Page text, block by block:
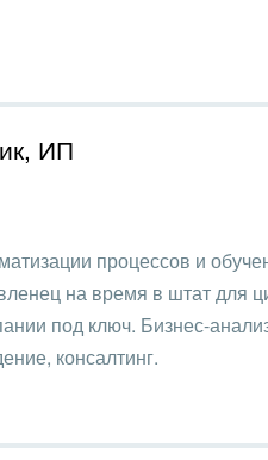
ИП
процессов и
на время в штат для
под ключ. Бизнес-
консалтинг.